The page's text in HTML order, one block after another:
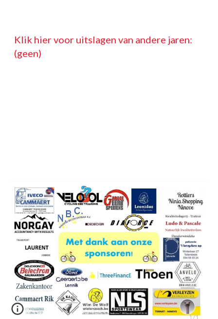
Klik hier voor uitslagen van andere jaren:
(geen)